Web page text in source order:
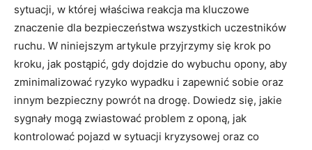
sytuacji, w której właściwa reakcja ma kluczowe
⁤znaczenie dla bezpieczeństwa ⁣wszystkich uczestników
ruchu. W niniejszym artykule przyjrzymy się krok⁢ po
kroku, jak postąpić, gdy dojdzie do wybuchu opony, ​aby
zminimalizować ryzyko wypadku ⁤i zapewnić sobie oraz
innym bezpieczny ⁣powrót‍ na drogę. Dowiedz się, ​jakie
‌sygnały mogą zwiastować⁤ problem z oponą, jak
⁣kontrolować pojazd w sytuacji kryzysowej‌ oraz co ​